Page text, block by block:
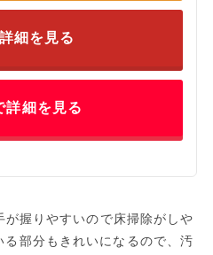
細を見る
詳細を見る
握りやすいので床掃除がしや
部分もきれいになるので、汚